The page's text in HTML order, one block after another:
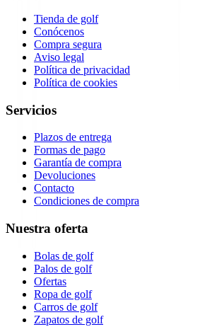
Tienda de golf
Conócenos
Compra segura
Aviso legal
Política de privacidad
Política de cookies
Servicios
Plazos de entrega
Formas de pago
Garantía de compra
Devoluciones
Contacto
Condiciones de compra
Nuestra oferta
Bolas de golf
Palos de golf
Ofertas
Ropa de golf
Carros de golf
Zapatos de golf